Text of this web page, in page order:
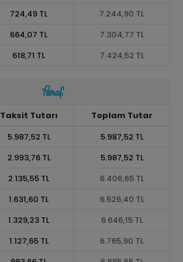
724,49 TL
7.244,90 TL
664,07 TL
7.304,77 TL
618,71 TL 7.424,52 TL
Taksit Tutarı
Toplam Tutar
5.987,52 TL
5.987,52 TL
2.993,76 TL
5.987,52 TL
2.135,55 TL
6.406,65 TL
1.631,60 TL
6.526,40 TL
1.329,23 TL
6.646,15 TL
1.127,65 TL
6.765,90 TL